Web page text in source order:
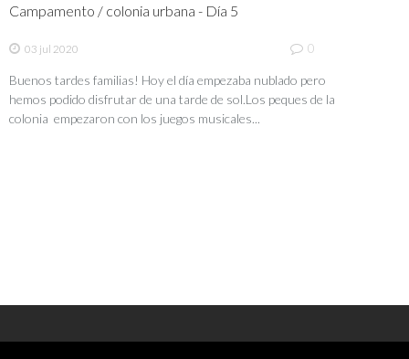
Campamento / colonia urbana - Día 5
03 jul 2020 0
Buenos tardes familias! Hoy el día empezaba nublado pero
hemos podido disfrutar de una tarde de sol.Los peques de la
colonia empezaron con los juegos musicales...